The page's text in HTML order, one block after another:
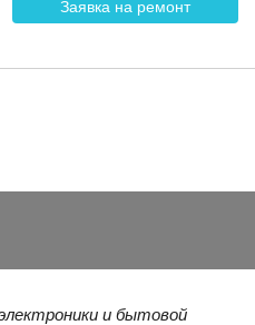
Заявка на ремонт
и бытовой